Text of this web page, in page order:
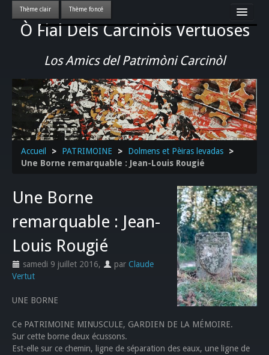
Ò Fial Dels Carcinòls Vertuoses
Los Amics del Patrimòni Carcinòl
Accueil
LES QUERCYNOIS & LEUR CULTURE
PATRIMOINE
GASTRONOMIE
ACTUALITE-CULTURE-EVENEMENTS LOCAUX
>>
Accueil > PATRIMOINE > Dolmens et Pèiras levadas
>
Une Borne remarquable : Jean-Louis Rougié
Une Borne
remarquable : Jean-
Louis Rougié
samedi 9 juillet 2016, par Claude
Vertut
UNE BORNE
Ce PATRIMOINE MINUSCULE, GARDIEN DE LA MÉMOIRE.
Sur cette borne deux écussons.
Est-elle sur ce chemin, ligne de séparation des eaux, une ligne de